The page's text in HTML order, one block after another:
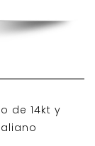
de 14kt y